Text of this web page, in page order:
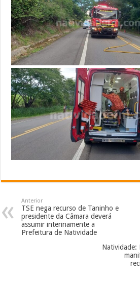
Anterior
TSE nega recurso de Taninho e
presidente da Câmara deverá
assumir interinamente a
Prefeitura de Natividade
Natividade: